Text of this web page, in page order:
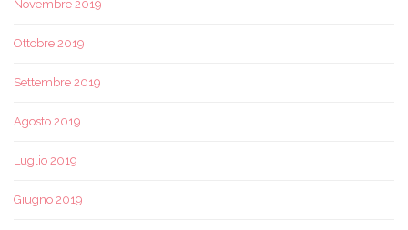
Novembre 2019
Ottobre 2019
Settembre 2019
Agosto 2019
Luglio 2019
Giugno 2019